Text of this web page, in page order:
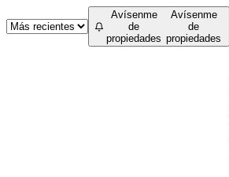
Avísenme
de
propiedades
Avísenme
de
propiedades